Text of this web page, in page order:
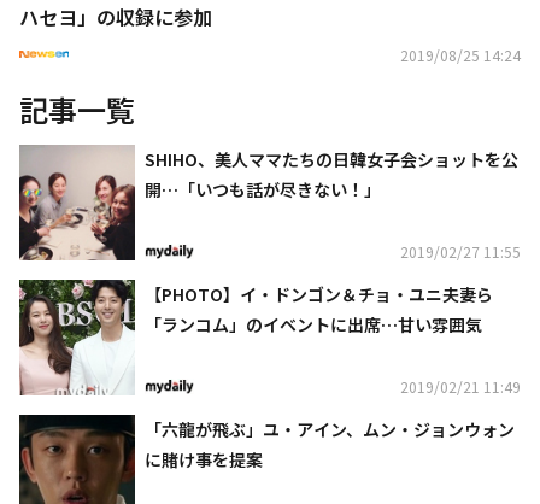
ハセヨ」の収録に参加
2019/08/25 14:24
記事一覧
SHIHO、美人ママたちの日韓女子会ショットを公
開…「いつも話が尽きない！」
2019/02/27 11:55
【PHOTO】イ・ドンゴン＆チョ・ユニ夫妻ら
「ランコム」のイベントに出席…甘い雰囲気
2019/02/21 11:49
「六龍が飛ぶ」ユ・アイン、ムン・ジョンウォン
に賭け事を提案